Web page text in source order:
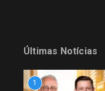
Últimas Notícias
1